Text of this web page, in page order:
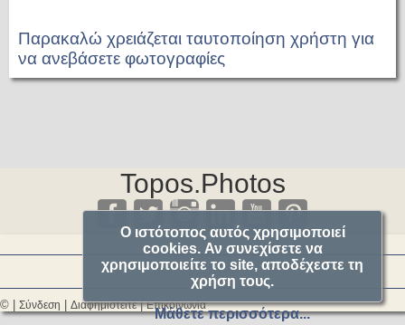
Παρακαλώ χρειάζεται ταυτοποίηση χρήστη για
να ανεβάσετε φωτογραφίες
Topos.Photos
© | Σύνδεση Διαφημιστείτε|Επικοινωνία
Ο ιστότοπος αυτός χρησιμοποιεί
cookies. Αν συνεχίσετε να
χρησιμοποιείτε το site, αποδέχεστε τη
χρήση τους.
Μάθετε περισσότερα...